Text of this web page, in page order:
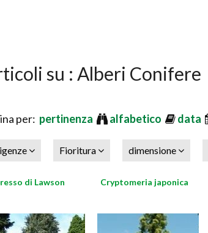
su : Alberi Conifere
per: pertinenza alfabetico data
Fioritura dimensione
di Lawson Cryptomeria japonica